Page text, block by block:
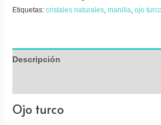
Etiquetas:cristales naturales ,manilla ,ojo
Descripción
Ojo turco